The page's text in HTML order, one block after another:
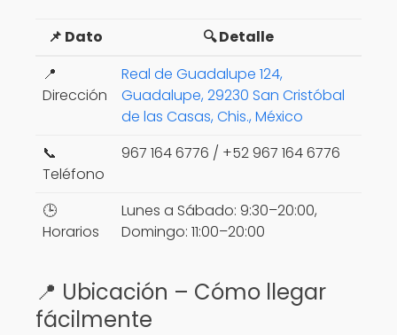
📌 Dato
🔍 Detalle
📍
Dirección
Real de Guadalupe 124,
Guadalupe, 29230 San Cristóbal
de las Casas, Chis., México
📞
Teléfono
967 164 6776 / +52 967 164 6776
🕒
Horarios
Lunes a Sábado: 9:30–20:00,
Domingo: 11:00–20:00
📍 Ubicación – Cómo llegar
fácilmente